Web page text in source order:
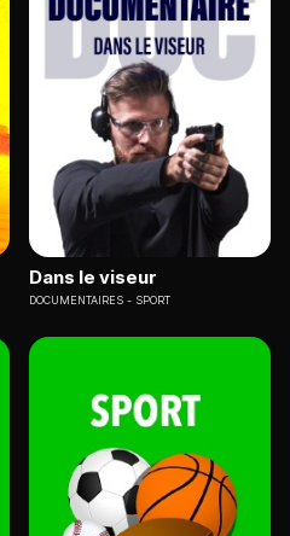
Dans le viseur
DOCUMENTAIRES SPORT